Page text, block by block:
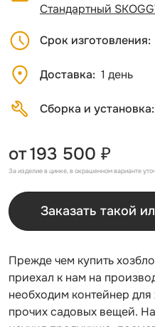
Стандартный
Срок изготовления
Доставка 1 день
Сборка и установка
от193 500 ₽
За изделие в цинке, в окрашенном варианте
Заказать такой
Прежде чем купить
приехал к нам на
необходим контейнер
прочих садовых вещей.